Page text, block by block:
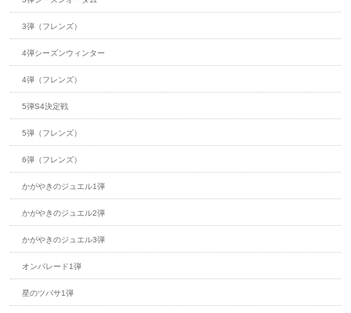
3弾（フレンズ）
4弾シーズンウィンター
4弾（フレンズ）
5弾S4決定戦
5弾（フレンズ）
6弾（フレンズ）
かがやきのジュエル1弾
かがやきのジュエル2弾
かがやきのジュエル3弾
オンパレード1弾
星のツバサ1弾